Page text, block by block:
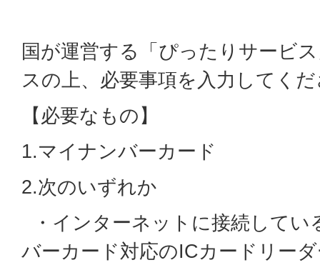
国が運営する「ぴったりサービ
スの上、必要事項を入力してく
【必要なもの】
1.マイナンバーカード
2.次のいずれか
・インターネットに接続してい
バーカード対応のICカードリー